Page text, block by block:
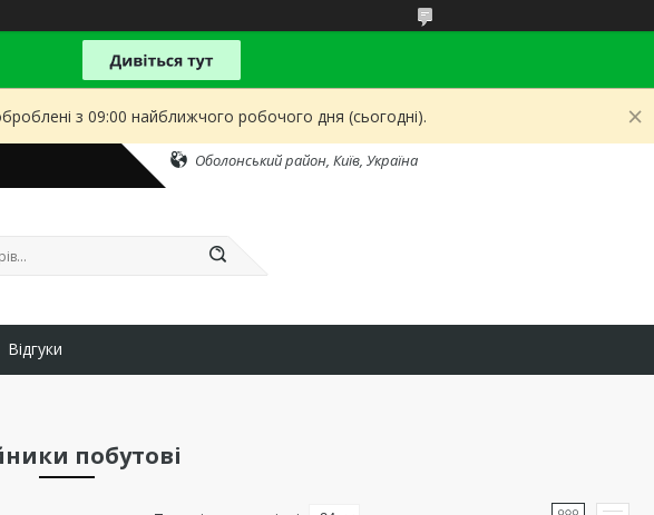
з 09:00 найближчого робочого дня (сьогодні).
Оболонський район, Київ, Україна
Відгуки
побутові